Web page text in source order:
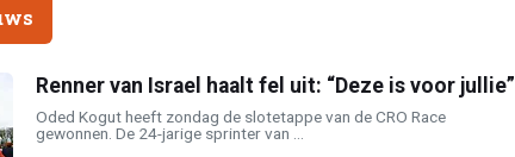
Renner van Israel haalt fel uit: “Deze is voor jullie”
Oded Kogut heeft zondag de slotetappe van de CRO Race
gewonnen. De 24-jarige sprinter van ...